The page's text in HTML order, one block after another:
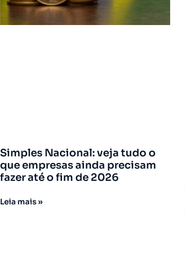
Simples Nacional: veja tudo o
que empresas ainda precisam
fazer até o fim de 2026
Leia mais »